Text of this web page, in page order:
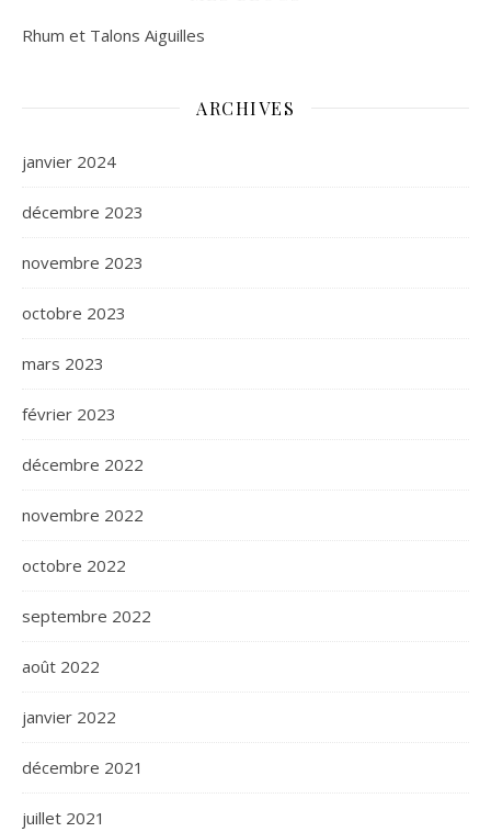
Rhum et Talons Aiguilles
ARCHIVES
janvier 2024
décembre 2023
novembre 2023
octobre 2023
mars 2023
février 2023
décembre 2022
novembre 2022
octobre 2022
septembre 2022
août 2022
janvier 2022
décembre 2021
juillet 2021